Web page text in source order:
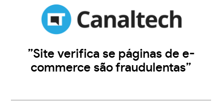
”Site verifica se páginas de e-
commerce são fraudulentas”